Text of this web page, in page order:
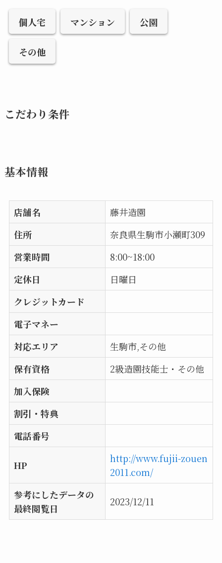
個人宅 マンション 公園
その他
こだわり条件
基本情報
店舗名
藤井造園
住所
奈良県生駒市小瀬町309
営業時間
8:00~18:00
定休日
日曜日
クレジットカード
電子マネー
対応エリア
生駒市,その他
保有資格
2級造園技能士・その他
加入保険
割引・特典
電話番号
HP
http://www.fujii-zouen
2011.com/
参考にしたデータの
最終閲覧日
2023/12/11